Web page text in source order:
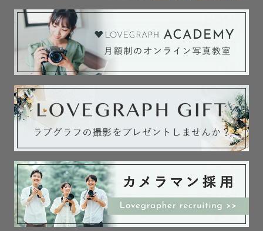
《私の届ける写真と撮影体験》
「写真を理由、少し特別な私たちを。」
よく、選んでいただく理由に
「自然体」という言葉をあげていただきます。
多分それは、私のスタンスが
”写真を撮るためにつくった瞬間を撮る”
ということではなく
というものだからかもしれません。
ご希望のカットをお伺いしつつ
「この日、何して過ごしましょう」
という会話をよくします💭